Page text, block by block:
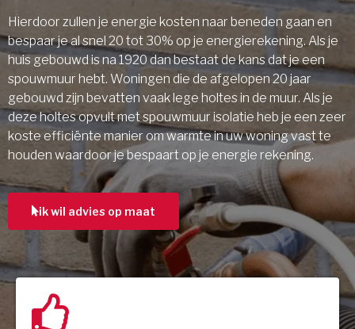
Hierdoor zullen je energie kosten naar beneden gaan en
bespaar je al snel 20 tot 30% op je energierekening. Als je
huis gebouwd is na 1920 dan bestaat de kans dat je een
spouwmuur hebt. Woningen die de afgelopen 20 jaar
gebouwd zijn bevatten vaak lege holtes in de muur. Als je
deze holtes opvult met spouwmuur isolatie heb je een zeer
koste efficiënte manier om warmte in uw woning vast te
houden waardoor je bespaart op je energie rekening.
ik wil advies op maat